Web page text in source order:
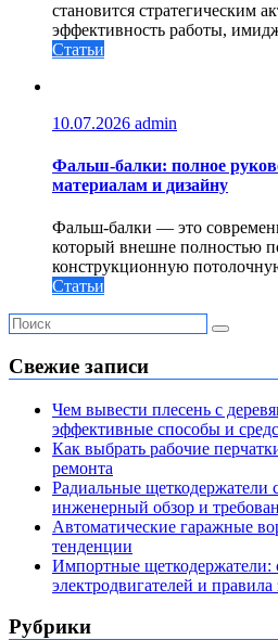
становится стратегическим
эффективность работы,
Статьи
10.07.2026 admin
Фальш-балки: полное
материалам и дизайну
Фальш-балки — это
который внешне полностью
конструкционную
Статьи
Свежие записи
Чем вывести плесень с
эффективные способы и
Как выбрать рабочие
ремонта
Радиальные
инженерный обзор и
Автоматические гаражные
тенденции
Импортные щеткодержатели:
электродвигателей и
Рубрики